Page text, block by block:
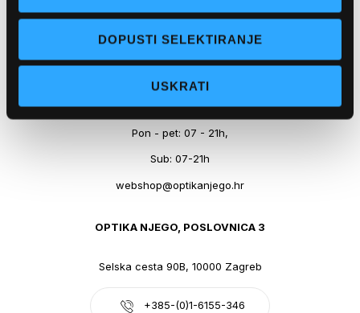
DOPUSTI SELEKTIRANJE
USKRATI
OPTIKA NJEGO, POSLOVNICA 2
+385-(0)21-612-709
Pon - pet: 07 - 21h,
Sub: 07-21h
webshop@optikanjego.hr
OPTIKA NJEGO, POSLOVNICA 3
Selska cesta 90B, 10000 Zagreb
+385-(0)1-6155-346